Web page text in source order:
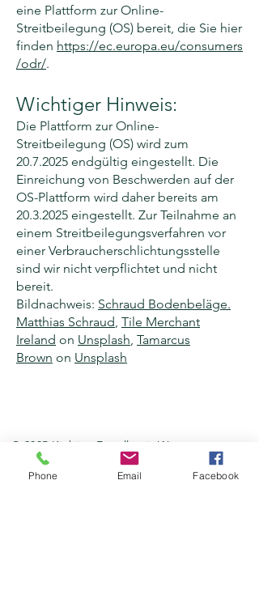
eine Plattform zur Online-
Streitbeilegung (OS) bereit, die Sie hier
finden https://ec.europa.eu/consumers
/odr/.
Wichtiger Hinweis:
Die Plattform zur Online-
Streitbeilegung (OS) wird zum
20.7.2025 endgültig eingestellt. Die
Einreichung von Beschwerden auf der
OS-Plattform wird daher bereits am
20.3.2025 eingestellt. Zur Teilnahme an
einem Streitbeilegungsverfahren vor
einer Verbraucherschlichtungsstelle
sind wir nicht verpflichtet und nicht
bereit.
Bildnachweis: Schraud Bodenbeläge.
Matthias Schraud, Tile Merchant
Ireland on Unsplash, Tamarcus
Brown on Unsplash
© 2035 Kiebitz. Erstellt mitWix.com
Phone Email Facebook